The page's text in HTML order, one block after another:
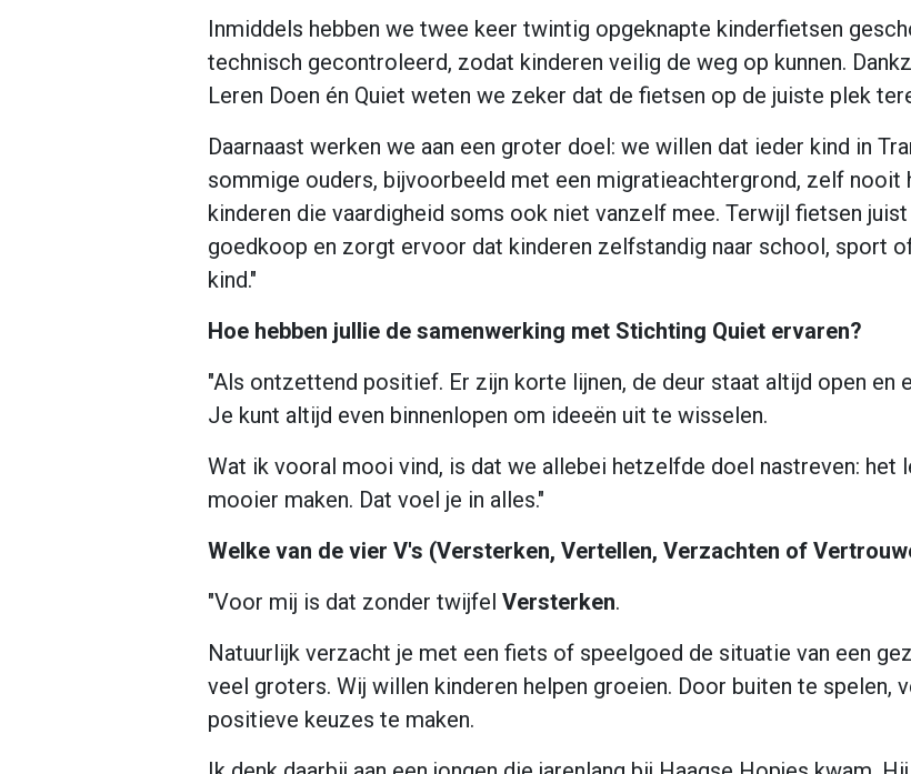
Inmiddels hebben we twee keer twintig opgeknapte kinderfietsen
technisch gecontroleerd, zodat kinderen veilig de weg op kunnen.
Leren Doen én Quiet weten we zeker dat de fietsen op de juiste plek
Daarnaast werken we aan een groter doel: we willen dat ieder kind in
sommige ouders, bijvoorbeeld met een migratieachtergrond, zelf nooit
kinderen die vaardigheid soms ook niet vanzelf mee. Terwijl fietsen
goedkoop en zorgt ervoor dat kinderen zelfstandig naar school, sport
kind."
Hoe hebben jullie de samenwerking met Stichting Quiet ervaren?
"Als ontzettend positief. Er zijn korte lijnen, de deur staat altijd open en
Je kunt altijd even binnenlopen om ideeën uit te wisselen.
Wat ik vooral mooi vind, is dat we allebei hetzelfde doel nastreven: het
mooier maken. Dat voel je in alles."
Welke van de vier V's (Versterken, Vertellen, Verzachten of
"Voor mij is dat zonder twijfel Versterken.
Natuurlijk verzacht je met een fiets of speelgoed de situatie van een
veel groters. Wij willen kinderen helpen groeien. Door buiten te spelen,
positieve keuzes te maken.